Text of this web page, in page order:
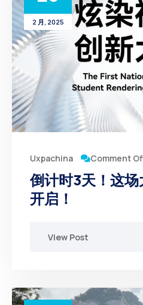
2 月, 2025
Uxpachina Comment
倒计时3天！这
开启！
View Post